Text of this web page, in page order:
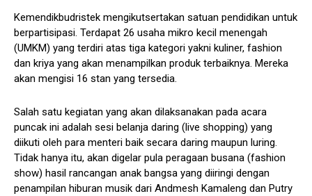
Kemendikbudristek mengikutsertakan satuan pendidikan untuk
berpartisipasi. Terdapat 26 usaha mikro kecil menengah
(UMKM) yang terdiri atas tiga kategori yakni kuliner, fashion
dan kriya yang akan menampilkan produk terbaiknya. Mereka
akan mengisi 16 stan yang tersedia.
Salah satu kegiatan yang akan dilaksanakan pada acara
puncak ini adalah sesi belanja daring (live shopping) yang
diikuti oleh para menteri baik secara daring maupun luring.
Tidak hanya itu, akan digelar pula peragaan busana (fashion
show) hasil rancangan anak bangsa yang diiringi dengan
penampilan hiburan musik dari Andmesh Kamaleng dan Putry